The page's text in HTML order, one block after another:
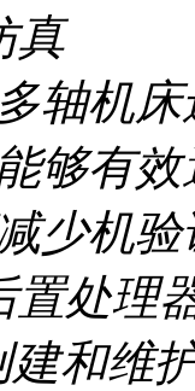
真
轴机
够有
少机
置处理
建和维